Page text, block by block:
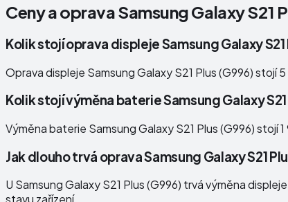
Ceny a opravaSamsung Galaxy S21
Kolik stojí oprava displeje Samsung Galaxy S21
Oprava displeje Samsung Galaxy S21 Plus (G996) stojí
Kolik stojí výměna baterie Samsung Galaxy
Výměna baterie Samsung Galaxy S21 Plus (G996) stojí
Jak dlouho trvá oprava Samsung Galaxy S21
U Samsung Galaxy S21 Plus (G996) trvá výměna